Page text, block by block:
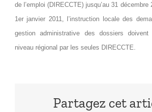
de l’emploi (DIRECCTE) jusqu’au 31 décembre
1er janvier 2011, l’instruction locale des
gestion administrative des dossiers
niveau régional par les seules DIRECCTE.
Partagez cet